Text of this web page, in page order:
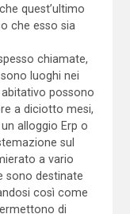
quest’ultimo
che esso sia
chiamate,
luoghi nei
possono
a diciotto mesi,
alloggio Erp o
sul
a vario
sono destinate
così come
di